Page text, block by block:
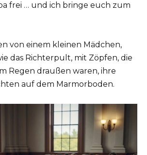
frei … und ich bringe euch zum
von einem kleinen Mädchen,
das Richterpult, mit Zöpfen, die
Regen draußen waren, ihre
auf dem Marmorboden.